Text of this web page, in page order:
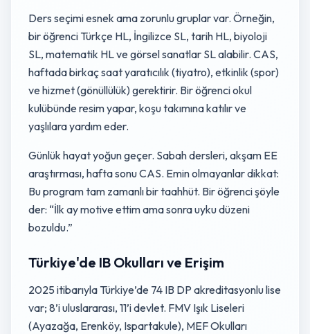
Ders seçimi esnek ama zorunlu gruplar var. Örneğin,
bir öğrenci Türkçe HL, İngilizce SL, tarih HL, biyoloji
SL, matematik HL ve görsel sanatlar SL alabilir. CAS,
haftada birkaç saat yaratıcılık (tiyatro), etkinlik (spor)
ve hizmet (gönüllülük) gerektirir. Bir öğrenci okul
kulübünde resim yapar, koşu takımına katılır ve
yaşlılara yardım eder.
Günlük hayat yoğun geçer. Sabah dersleri, akşam EE
araştırması, hafta sonu CAS. Emin olmayanlar dikkat:
Bu program tam zamanlı bir taahhüt. Bir öğrenci şöyle
der: “İlk ay motive ettim ama sonra uyku düzeni
bozuldu.”
Türkiye'de IB Okulları ve Erişim
2025 itibarıyla Türkiye’de 74 IB DP akreditasyonlu lise
var; 8’i uluslararası, 11’i devlet. FMV Işık Liseleri
(Ayazağa, Erenköy, Ispartakule), MEF Okulları